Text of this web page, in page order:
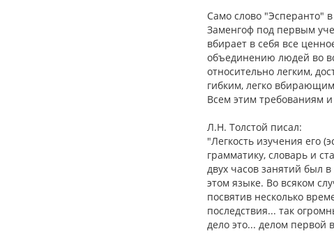
Само слово "Эсперанто"
Заменгоф под первым
вбирает в себя все
объединению людей во
относительно легким,
гибким, легко
Всем этим требованиям
Л.Н. Толстой писал:
"Легкость изучения его
грамматику, словарь и
двух часов занятий был
этом языке. Во всяком
посвятив несколько
последствия... так
дело это... делом первой